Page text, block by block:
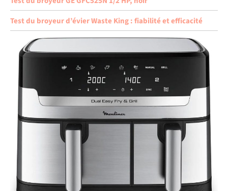
Test du broyeur d’évier Waste King : fiabilité et efficacité